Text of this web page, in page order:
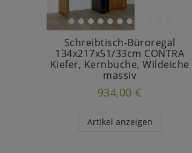
Schreibtisch-Büroregal
134x217x51/33cm CONTRA
Kiefer, Kernbuche, Wildeiche
massiv
934,00 €
Artikel anzeigen